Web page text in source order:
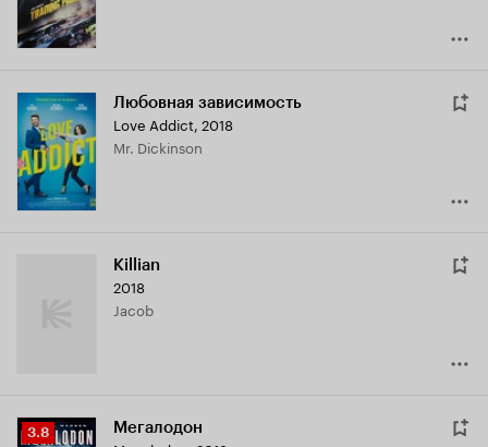
Любовная зависимость
Love Addict, 2018
Mr. Dickinson
Killian
2018
Jacob
Рейтинг
3.8 Мегалодон